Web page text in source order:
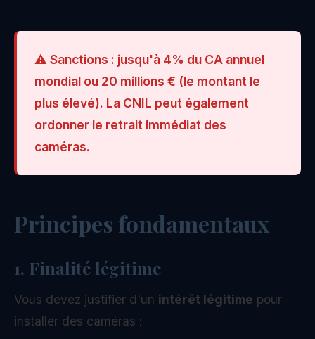
⚠️ Sanctions : jusqu'à 4% du CA annuel
mondial ou 20 millions € (le montant le
plus élevé). La CNIL peut également
ordonner le retrait immédiat des
caméras.
Principes fondamentaux
1. Finalité légitime
Vous devez justifier d'un intérêt légitime pour
installer des caméras :